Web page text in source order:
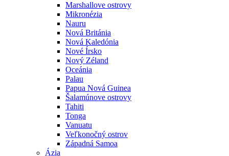
Marshallove ostrovy
Mikronézia
Nauru
Nová Británia
Nová Kaledónia
Nové Írsko
Nový Zéland
Oceánia
Palau
Papua Nová Guinea
Šalamúnove ostrovy
Tahiti
Tonga
Vanuatu
Veľkonočný ostrov
Západná Samoa
Ázia